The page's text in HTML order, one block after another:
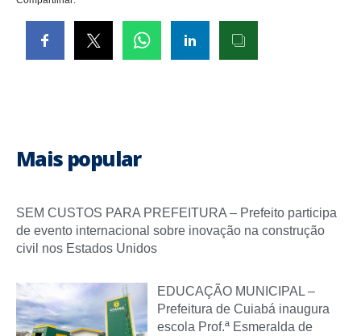
Mais popular
SEM CUSTOS PARA PREFEITURA – Prefeito participa
de evento internacional sobre inovação na construção
civil nos Estados Unidos
EDUCAÇÃO MUNICIPAL –
Prefeitura de Cuiabá inaugura
escola Prof.ª Esmeralda de